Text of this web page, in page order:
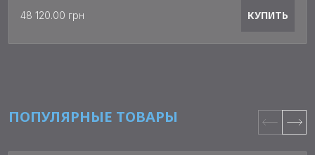
48 120.00 грн КУПИТЬ
ПОПУЛЯРНЫЕ ТОВАРЫ